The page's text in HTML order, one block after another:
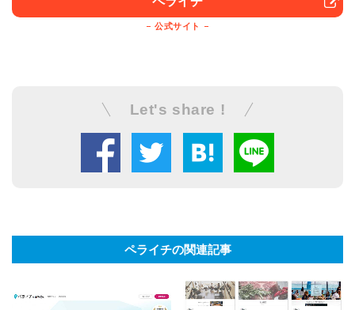
公式サイト
Let's share !
ペライチの関連記事